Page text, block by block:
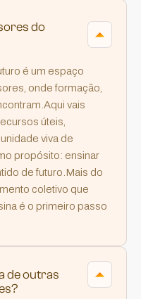
do
é um espaço
onde formação,
vais
úteis,
viva de
propósito: ensinar
de futuro.Mais do
coletivo que
é o primeiro passo
de outras